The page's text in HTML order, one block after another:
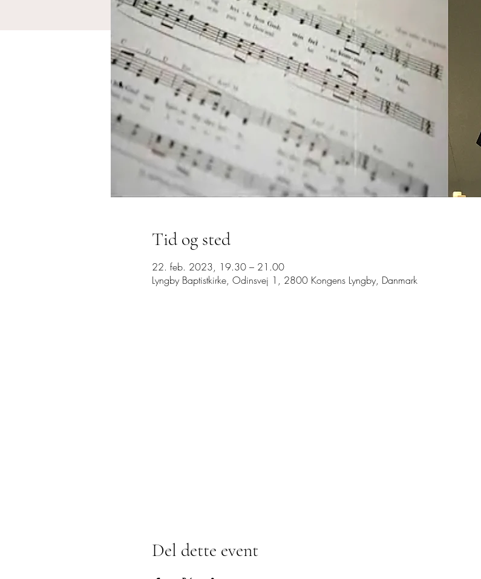
Tid og sted
22. feb. 2023, 19.30 – 21.00
Lyngby Baptistkirke, Odinsvej 1, 2800 Kongens Lyngby, Danmark
Del dette event